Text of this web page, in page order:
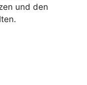
und den